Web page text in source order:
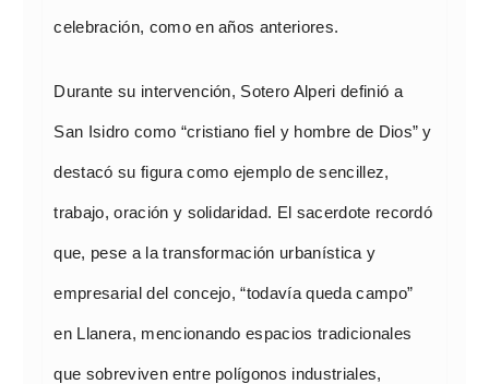
celebración, como en años anteriores.
Durante su intervención, Sotero Alperi definió a
San Isidro como “cristiano fiel y hombre de Dios” y
destacó su figura como ejemplo de sencillez,
trabajo, oración y solidaridad. El sacerdote recordó
que, pese a la transformación urbanística y
empresarial del concejo, “todavía queda campo”
en Llanera, mencionando espacios tradicionales
que sobreviven entre polígonos industriales,